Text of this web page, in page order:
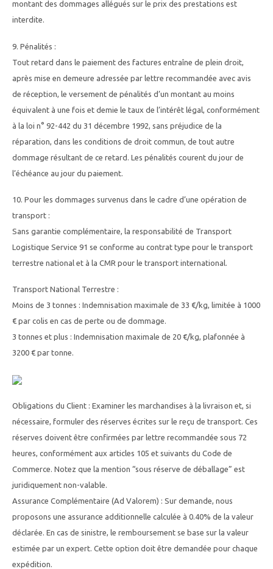
montant des dommages allégués sur le prix des prestations est
interdite.
9. Pénalités :
Tout retard dans le paiement des factures entraîne de plein droit,
après mise en demeure adressée par lettre recommandée avec avis
de réception, le versement de pénalités d’un montant au moins
équivalent à une fois et demie le taux de l’intérêt légal, conformément
à la loi n° 92-442 du 31 décembre 1992, sans préjudice de la
réparation, dans les conditions de droit commun, de tout autre
dommage résultant de ce retard. Les pénalités courent du jour de
l’échéance au jour du paiement.
10. Pour les dommages survenus dans le cadre d’une opération de
transport :
Sans garantie complémentaire, la responsabilité de Transport
Logistique Service 91 se conforme au contrat type pour le transport
terrestre national et à la CMR pour le transport international.
Transport National Terrestre :
Moins de 3 tonnes : Indemnisation maximale de 33 €/kg, limitée à 1000
€ par colis en cas de perte ou de dommage.
3 tonnes et plus : Indemnisation maximale de 20 €/kg, plafonnée à
3200 € par tonne.
Obligations du Client : Examiner les marchandises à la livraison et, si
nécessaire, formuler des réserves écrites sur le reçu de transport. Ces
réserves doivent être confirmées par lettre recommandée sous 72
heures, conformément aux articles 105 et suivants du Code de
Commerce. Notez que la mention “sous réserve de déballage” est
juridiquement non-valable.
Assurance Complémentaire (Ad Valorem) : Sur demande, nous
proposons une assurance additionnelle calculée à 0.40% de la valeur
déclarée. En cas de sinistre, le remboursement se base sur la valeur
estimée par un expert. Cette option doit être demandée pour chaque
expédition.